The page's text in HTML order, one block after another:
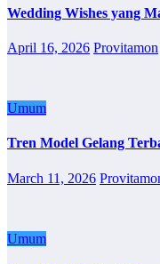
Wedding Wishes yang
April 16, 2026 Provitamon
Umum
Tren Model Gelang
March 11, 2026
Umum